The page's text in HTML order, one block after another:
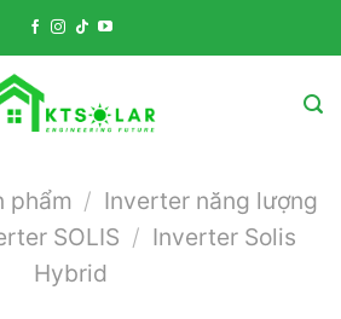
phẩm / Inverter năng lượng
SOLIS / Inverter Solis
Hybrid